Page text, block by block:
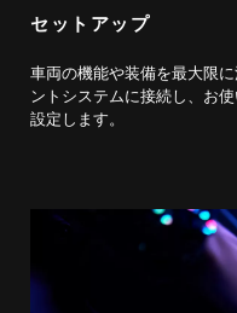
セットアップ
車両の機能や装備を最大限
ントシステムに接続し、お
設定します。